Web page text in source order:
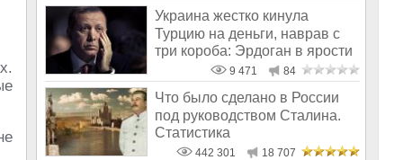
Украина жестко кинула
Турцию на деньги, наврав с
три короба: Эрдоган в ярости
9 471 84
Что было сделано в России
под руководством Сталина.
Статистика
442 301 18 707